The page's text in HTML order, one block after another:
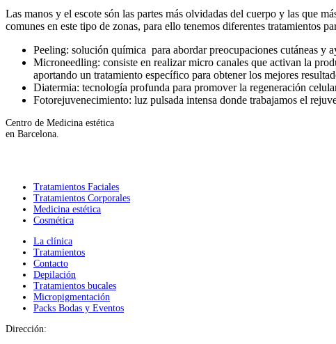
Las manos y el escote són las partes más olvidadas del cuerpo y las que
comunes en este tipo de zonas, para ello tenemos diferentes tratamientos
Peeling: solución química para abordar preocupaciones cutáneas y
Microneedling: consiste en realizar micro canales que activan la
aportando un tratamiento específico para obtener los mejores
Diatermia: tecnología profunda para promover la regeneración
Fotorejuvenecimiento: luz pulsada intensa donde trabajamos el
Centro de Medicina estética
en Barcelona.
Tratamientos Faciales
Tratamientos Corporales
Medicina estética
Cosmética
La clínica
Tratamientos
Contacto
Depilación
Tratamientos bucales
Micropigmentación
Packs Bodas y Eventos
Dirección: